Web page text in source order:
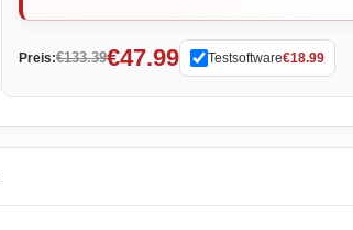
Preis:€133.39€47.99 Testsoftware€18.99